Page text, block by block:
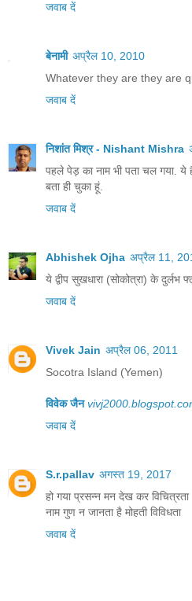
जवाब दें
बेनामी अप्रैल 10, 2010
Whatever they are they are
जवाब दें
निशांत मिश्र - Nishant Mishra
पहले पेड़ का नाम भी पता चल गया. ये
बता ही चुका हूं.
जवाब दें
Abhishek Ojha अप्रैल 11,
ये द्वीप सुखधारा (सोकोत्रा) के दुर्लभ
जवाब दें
Vivek Jain अप्रैल 06, 2011
Socotra Island (Yemen)
विवेक जैन
जवाब दें
S.r.pallav अगस्त 19, 2017
हो गया प्रसन्न मन देख कर विचित्रता
नाम गुण न जानता है मोहती विविधता
जवाब दें